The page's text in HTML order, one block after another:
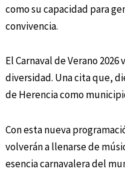
como su capacidad para
convivencia.
El Carnaval de Verano
diversidad. Una cita que,
de Herencia como
Con esta nueva
volverán a llenarse de
esencia carnavalera del